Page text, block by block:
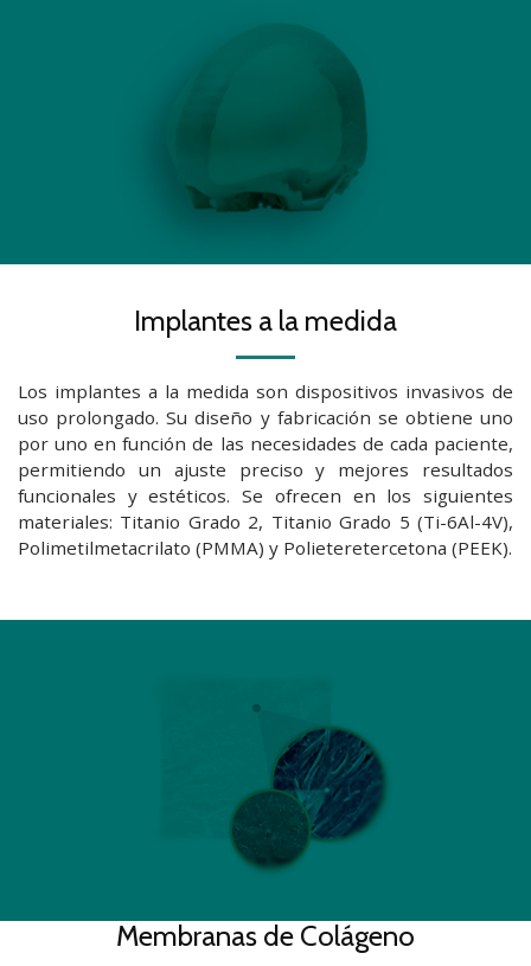
Implantes a la medida
Los implantes a la medida son dispositivos invasivos de
uso prolongado. Su diseño y fabricación se obtiene uno
por uno en función de las necesidades de cada paciente,
permitiendo un ajuste preciso y mejores resultados
funcionales y estéticos. Se ofrecen en los siguientes
materiales: Titanio Grado 2, Titanio Grado 5 (Ti-6Al-4V),
Polimetilmetacrilato (PMMA) y Polieteretercetona (PEEK).
Membranas de Colágeno